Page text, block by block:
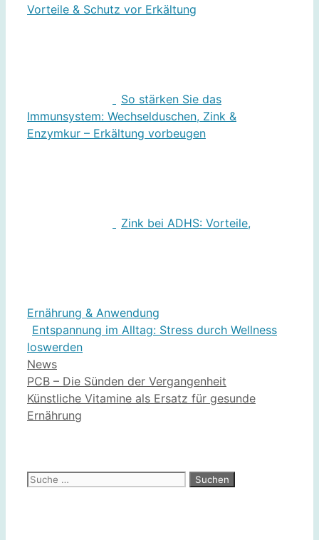
Vorteile & Schutz vor Erkältung
So stärken Sie das
Immunsystem: Wechselduschen, Zink &
Enzymkur – Erkältung vorbeugen
Zink bei ADHS: Vorteile,
Ernährung & Anwendung
Entspannung im Alltag: Stress durch Wellness
loswerden
Kategorien
News
PCB – Die Sünden der Vergangenheit
Künstliche Vitamine als Ersatz für gesunde
Ernährung
Suche